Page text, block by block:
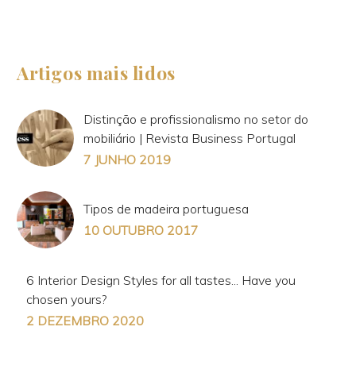
Artigos mais lidos
Distinção e profissionalismo no setor do
mobiliário | Revista Business Portugal
7 JUNHO 2019
Tipos de madeira portuguesa
10 OUTUBRO 2017
6 Interior Design Styles for all tastes... Have you
chosen yours?
2 DEZEMBRO 2020